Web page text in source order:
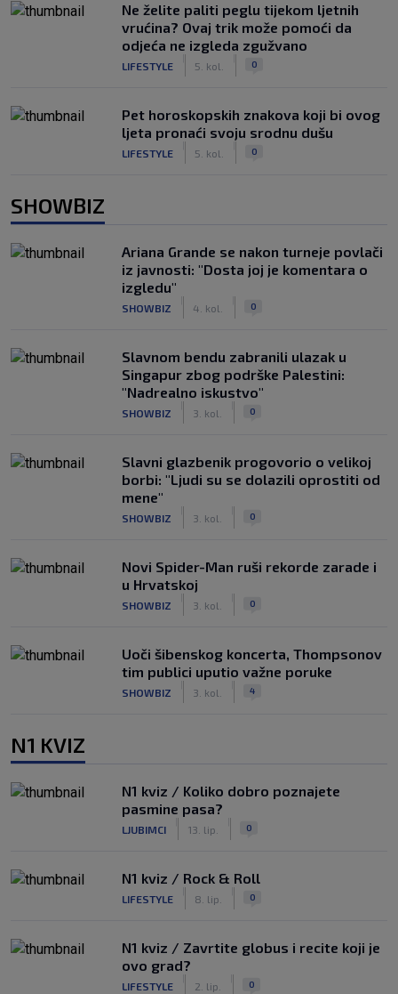
Ne želite paliti peglu tijekom ljetnih
vrućina? Ovaj trik može pomoći da
odjeća ne izgleda zgužvano
LIFESTYLE 5. kol. 0
Pet horoskopskih znakova koji bi ovog
ljeta pronaći svoju srodnu dušu
LIFESTYLE 5. kol. 0
SHOWBIZ
Ariana Grande se nakon turneje povlači
iz javnosti: "Dosta joj je komentara o
izgledu"
SHOWBIZ 4. kol. 0
Slavnom bendu zabranili ulazak u
Singapur zbog podrške Palestini:
"Nadrealno iskustvo"
SHOWBIZ 3. kol. 0
Slavni glazbenik progovorio o velikoj
borbi: "Ljudi su se dolazili oprostiti od
mene"
SHOWBIZ 3. kol. 0
Novi Spider-Man ruši rekorde zarade i
u Hrvatskoj
SHOWBIZ 3. kol. 0
Uoči šibenskog koncerta, Thompsonov
tim publici uputio važne poruke
SHOWBIZ 3. kol. 4
N1 KVIZ
N1 kviz / Koliko dobro poznajete
pasmine pasa?
LJUBIMCI 13. lip. 0
N1 kviz / Rock & Roll
LIFESTYLE 8. lip. 0
N1 kviz / Zavrtite globus i recite koji je
ovo grad?
LIFESTYLE 2. lip. 0